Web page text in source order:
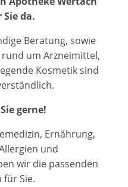
da.
Beratung, sowie
um Arzneimittel,
Kosmetik sind
gerne!
Ernährung,
und
wir die passenden
Sie.